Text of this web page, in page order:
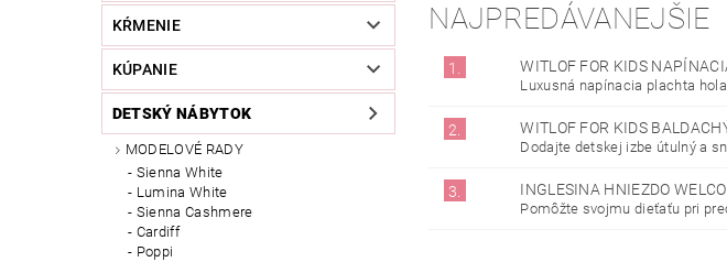
KŔMENIE
KÚPANIE
DETSKÝ NÁBYTOK
MODELOVÉ RADY
Sienna White
Lumina White
Sienna Cashmere
Cardiff
Poppi
NAJPREDÁVANEJŠIE
1. WITLOF FOR KIDS
Luxusná napínacia plachta
2. WITLOF FOR KIDS
Dodajte detskej izbe útulný a
3. INGLESINA HNIEZDO
Pomôžte svojmu dieťaťu pri